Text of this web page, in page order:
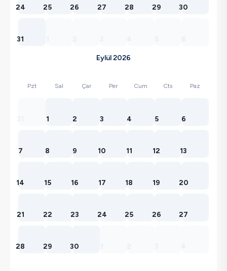
24 25 26 27 28 29 30
31
Eylül 2026
Pzt Sal Çar Per Cum Cts Paz
1 2 3 4 5 6
7 8 9 10 11 12 13
14 15 16 17 18 19 20
21 22 23 24 25 26 27
28 29 30